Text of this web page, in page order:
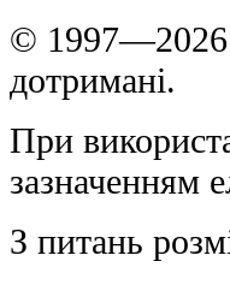
© 1997—2026
дотримані.
При
зазначенням
З питань